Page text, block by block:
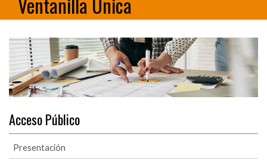
Acceso Público
Presentación